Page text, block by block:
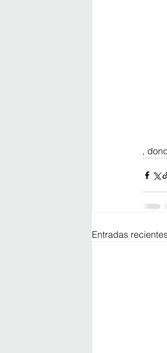
,
Entradas